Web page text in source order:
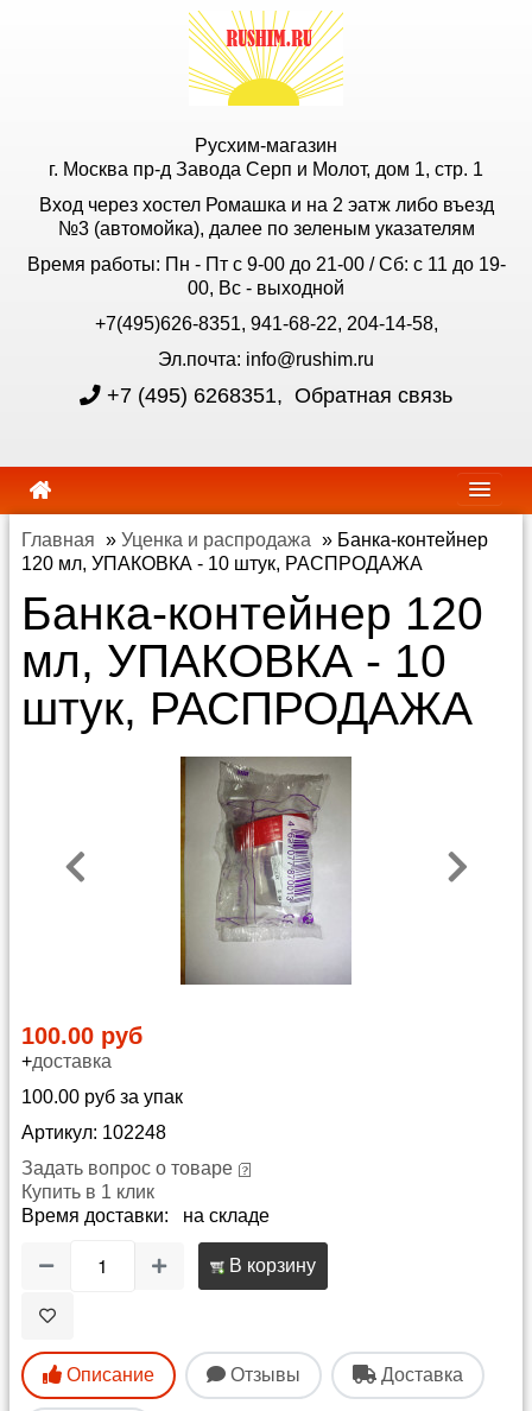
Русхим-магазин
г. Москва пр-д Завода Серп и Молот, дом 1, стр. 1
Вход через хостел Ромашка и на 2 эатж либо въезд
№3 (автомойка), далее по зеленым указателям
Время работы: Пн - Пт с 9-00 до 21-00 / Сб: с 11 до 19-
00, Вс - выходной
+7(495)626-8351, 941-68-22, 204-14-58,
Эл.почта: info@rushim.ru
+7 (495) 6268351, Обратная связь
Главная » Уценка и распродажа » Банка-контейнер
120 мл, УПАКОВКА - 10 штук, РАСПРОДАЖА
Банка-контейнер 120
мл, УПАКОВКА - 10
штук, РАСПРОДАЖА
100.00 руб
+доставка
100.00 руб за упак
Артикул: 102248
Задать вопрос о товаре
Купить в 1 клик
Время доставки: на складе
В корзину
Описание Отзывы Доставка